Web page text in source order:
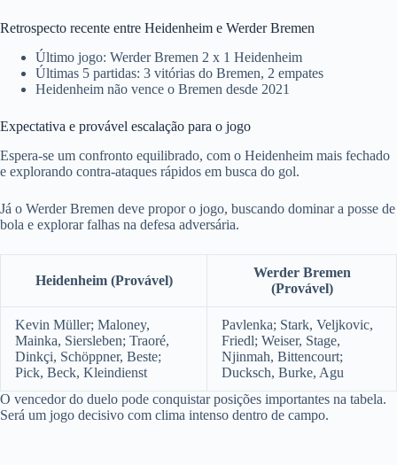
Retrospecto recente entre Heidenheim e Werder Bremen
Último jogo: Werder Bremen 2 x 1 Heidenheim
Últimas 5 partidas: 3 vitórias do Bremen, 2 empates
Heidenheim não vence o Bremen desde 2021
Expectativa e provável escalação para o jogo
Espera-se um confronto equilibrado, com o Heidenheim mais fechado
e explorando contra-ataques rápidos em busca do gol.
Já o Werder Bremen deve propor o jogo, buscando dominar a posse de
bola e explorar falhas na defesa adversária.
Heidenheim (Provável)
Werder Bremen
(Provável)
Kevin Müller; Maloney,
Mainka, Siersleben; Traoré,
Dinkçi, Schöppner, Beste;
Pick, Beck, Kleindienst
Pavlenka; Stark, Veljkovic,
Friedl; Weiser, Stage,
Njinmah, Bittencourt;
Ducksch, Burke, Agu
O vencedor do duelo pode conquistar posições importantes na tabela.
Será um jogo decisivo com clima intenso dentro de campo.